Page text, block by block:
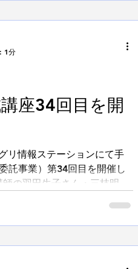
座34回目を開
リ情報ステーションにて手
託事業）第34回目を開催し
の羽田生子さん・三枝明仁
現」を復習してから、日本
1分